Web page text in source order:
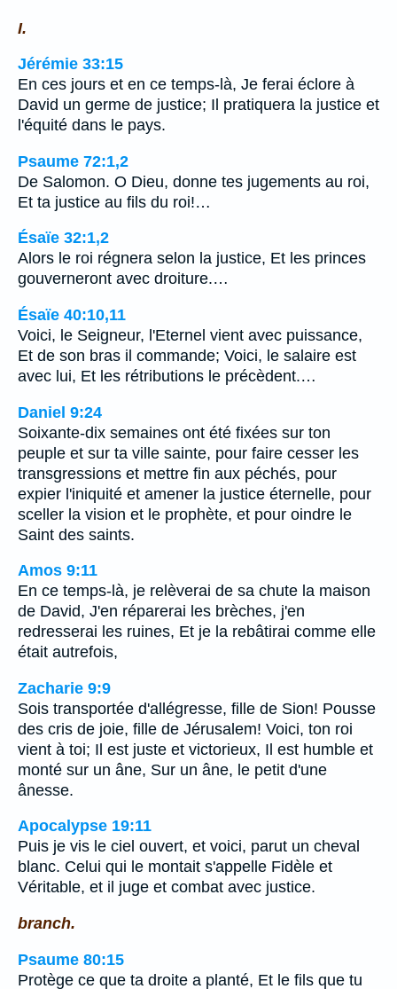
I.
Jérémie 33:15
En ces jours et en ce temps-là, Je ferai éclore à
David un germe de justice; Il pratiquera la justice et
l'équité dans le pays.
Psaume 72:1,2
De Salomon. O Dieu, donne tes jugements au roi,
Et ta justice au fils du roi!…
Ésaïe 32:1,2
Alors le roi régnera selon la justice, Et les princes
gouverneront avec droiture.…
Ésaïe 40:10,11
Voici, le Seigneur, l'Eternel vient avec puissance,
Et de son bras il commande; Voici, le salaire est
avec lui, Et les rétributions le précèdent.…
Daniel 9:24
Soixante-dix semaines ont été fixées sur ton
peuple et sur ta ville sainte, pour faire cesser les
transgressions et mettre fin aux péchés, pour
expier l'iniquité et amener la justice éternelle, pour
sceller la vision et le prophète, et pour oindre le
Saint des saints.
Amos 9:11
En ce temps-là, je relèverai de sa chute la maison
de David, J'en réparerai les brèches, j'en
redresserai les ruines, Et je la rebâtirai comme elle
était autrefois,
Zacharie 9:9
Sois transportée d'allégresse, fille de Sion! Pousse
des cris de joie, fille de Jérusalem! Voici, ton roi
vient à toi; Il est juste et victorieux, Il est humble et
monté sur un âne, Sur un âne, le petit d'une
ânesse.
Apocalypse 19:11
Puis je vis le ciel ouvert, et voici, parut un cheval
blanc. Celui qui le montait s'appelle Fidèle et
Véritable, et il juge et combat avec justice.
branch.
Psaume 80:15
Protège ce que ta droite a planté, Et le fils que tu